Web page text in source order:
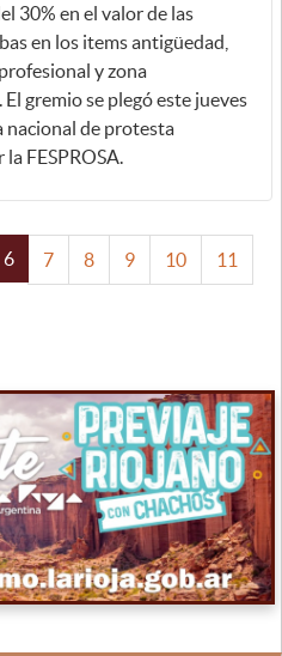
30% en el valor de las
en los items antigüedad,
y zona
gremio se plegó este jueves
nacional de protesta
FESPROSA.
6 7 8 9 10 11